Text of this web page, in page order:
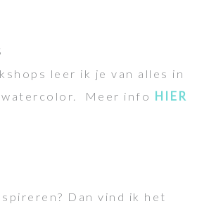
leer ik je van alles in
Meer info
HIER
Dan vind ik het